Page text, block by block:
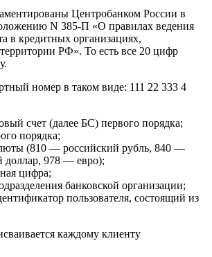
Центробанком России в
N 385-П «О правилах ведения
в кредитных организациях,
РФ». То есть все 20 цифр
номер в таком виде: 111 22 333 4
счет (далее БС) первого порядка;
порядка;
(810 — российский рубль, 840 —
доллар, 978 — евро);
цифра;
банковской организации;
пользователя, состоящий из
каждому клиенту